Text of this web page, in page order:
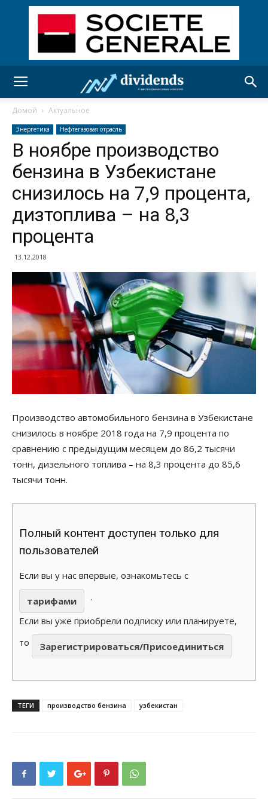
Домой Актуальное
Энергетика Нефтегазовая отрасль
В ноябре производство
бензина в Узбекистане
снизилось на 7,9 процента,
дизтоплива – на 8,3
процента
13.12.2018
Производство автомобильного бензина в Узбекистане
снизилось в ноябре 2018 года на 7,9 процента по
сравнению с предыдущим месяцем до 86,2 тысячи
тонн, дизельного топлива – на 8,3 процента до 85,6
тысячи тонн.
Полный контент доступен только для
пользователей
Если вы у нас впервые, ознакомьтесь с
тарифами
.
Если вы уже приобрели подписку или планируете,
то
Зарегистрироваться/Присоединиться
ТЕГИ производство бензина узбекистан